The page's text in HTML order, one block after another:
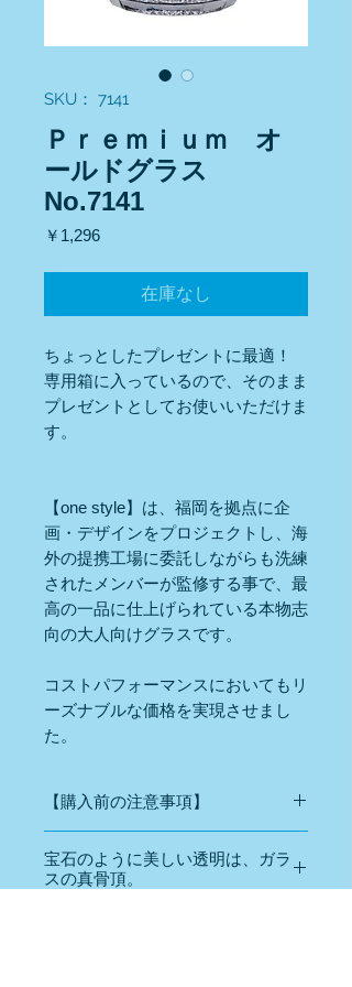
SKU： 7141
Ｐｒｅｍｉｕｍ オ
ールドグラス
No.7141
￥1,296価
在庫なし
ちょっとしたプレゼントに最適！
専用箱に入っているので、そのまま
プレゼントとしてお使いいただけま
す。
【one style】 は、福岡を拠点に企
画・デザインをプロジェクトし、海
外の提携工場に委託しながらも洗練
されたメンバーが監修する事で、 最
高の一品に仕上げられている本物志
向の大人向けグラスです。
コストパフォーマンスにおいてもリ
ーズナブルな価格を実現させまし
た。
【購入前の注意事項】
さが画像と異なる場合がございます。
宝石のように美しい透明は、ガラ
スの真骨頂。